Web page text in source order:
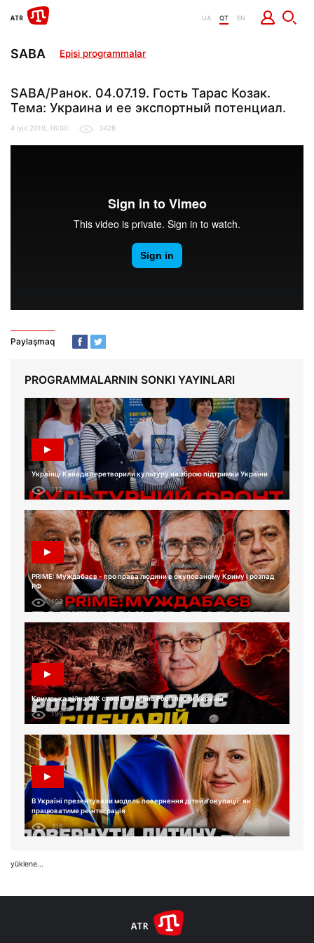
UA QT EN
SABA Episi programmalar
SABA/Ранок. 04.07.19. Гость Тарас Козак.
Тема: Украина и ее экспортный потенциал.
4 iyül 2019, 16:00 3428
Paylaşmaq
PROGRAMMALARNIN SONKI YAYINLARI
Українці Канади перетворили культуру на зброю підтримки України
112
PRIME: Муждабаєв - про права людини в окупованому Криму і розпад
РФ
192
Кримська війна XIX століття і війна Росії проти України
199
В Україні презентували модель повернення дітей з окупації: як
працюватиме реінтеграція
318
yüklene...